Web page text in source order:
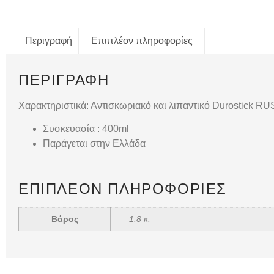
Περιγραφή Επιπλέον πληροφορίες
ΠΕΡΙΓΡΑΦΉ
Χαρακτηριστικά: Αντισκωριακό και λιπαντικό Durostick
Συσκευασία : 400ml
Παράγεται στην Ελλάδα
ΕΠΙΠΛΈΟΝ ΠΛΗΡΟΦΟΡΊΕΣ
Βάρος 1.8 κ.